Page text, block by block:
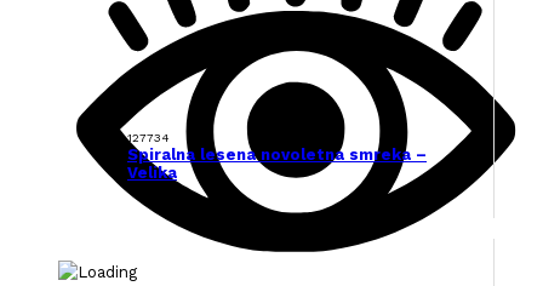
127734
Spiralna lesena novoletna smreka –
Velika